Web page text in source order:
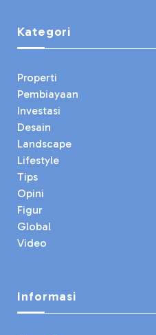
Kategori
Properti
Pembiayaan
Investasi
Desain
Landscape
Lifestyle
Tips
Opini
Figur
Global
Video
Informasi